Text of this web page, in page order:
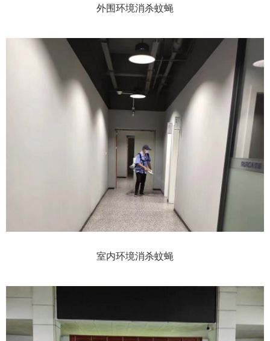
外围环境消杀蚊蝇
室内环境消杀蚊蝇